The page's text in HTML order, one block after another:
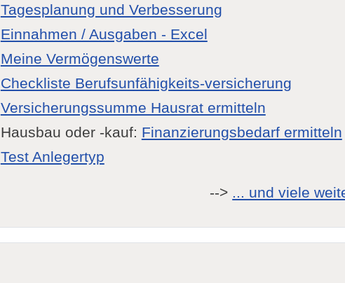
Tagesplanung und Verbesserung
Einnahmen / Ausgaben - Excel
Meine Vermögenswerte
Checkliste Berufsunfähigkeits-versicherung
Versicherungssumme Hausrat ermitteln
Hausbau oder -kauf: Finanzierungsbedarf ermitteln
Test Anlegertyp
--> ... und viele